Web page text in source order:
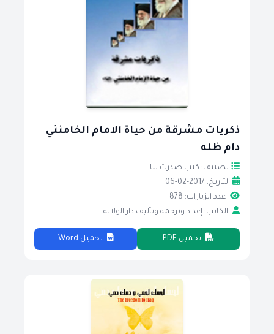
ذكريات مشرقة من حياة الامام الخامنئي
دام ظله
تصنيف: كتب صدرت لنا
التاريخ: 2017-02-06
عدد الزيارات: 878
الكاتب: إعداد وترجمة وتأليف دار الولاية
تحميل PDF تحميل Word